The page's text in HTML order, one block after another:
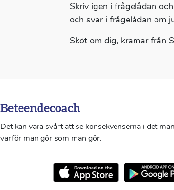
Skriv igen i frågelådan
och svar i frågelådan om
Sköt om dig, kramar från
Beteendecoach
Det kan vara svårt att se konsekvenserna i det
varför man gör som man gör.